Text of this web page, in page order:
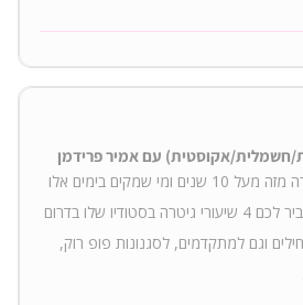
אמיר פרידמן, מורה לגיטרה מזה מעל 10 שנים ומי שמקים בימים אלו
ביה"ס למוסיקה בת"א, יעביר לכם 4 שיעורי גיטרה בסטודיו שלו בדרום
וגם למתקדמים, לסגנונות פופ רוק,